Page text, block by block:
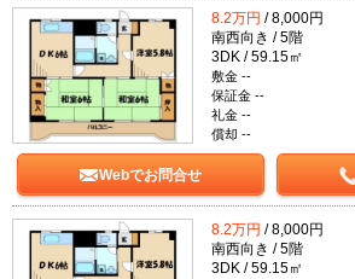
8.2万円 / 8,000円
南西向き / 5階
3DK / 59.15㎡
敷金 --
保証金 --
礼金 --
償却 --
Webでお問合せ
8.2万円 / 8,000円
南西向き / 5階
3DK / 59.15㎡